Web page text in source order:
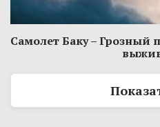
Самолет Баку – Грозный